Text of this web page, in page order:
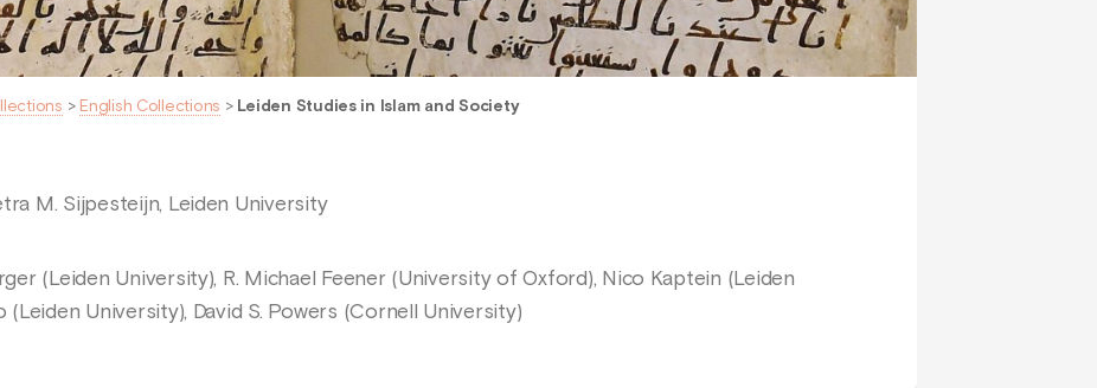
> English Collections > Leiden Studies in Islam and Society
M. Sijpesteijn, Leiden University
(Leiden University), R. Michael Feener (University of Oxford), Nico Kaptein (Leiden
University), David S. Powers (Cornell University)